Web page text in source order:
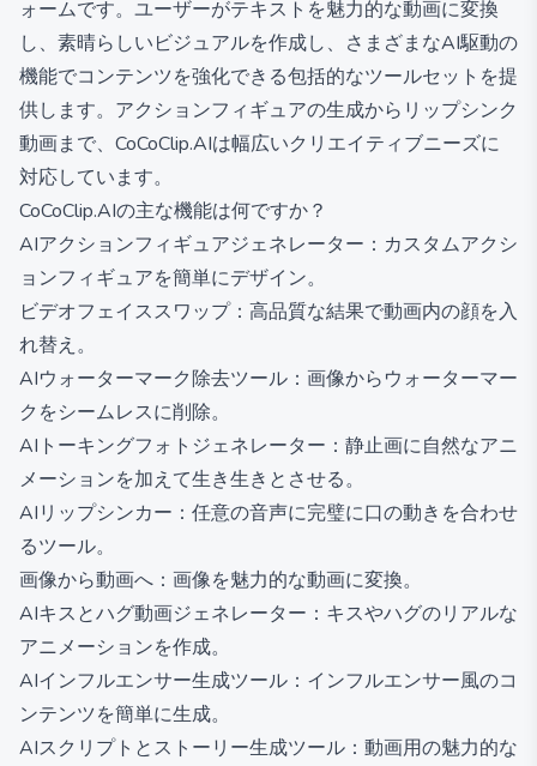
ォームです。ユーザーがテキストを魅力的な動画に変換
し、素晴らしいビジュアルを作成し、さまざまなAI駆動の
機能でコンテンツを強化できる包括的なツールセットを提
供します。アクションフィギュアの生成からリップシンク
動画まで、CoCoClip.AIは幅広いクリエイティブニーズに
対応しています。
CoCoClip.AIの主な機能は何ですか？
AIアクションフィギュアジェネレーター：カスタムアクシ
ョンフィギュアを簡単にデザイン。
ビデオフェイススワップ：高品質な結果で動画内の顔を入
れ替え。
AIウォーターマーク除去ツール：画像からウォーターマー
クをシームレスに削除。
AIトーキングフォトジェネレーター：静止画に自然なアニ
メーションを加えて生き生きとさせる。
AIリップシンカー：任意の音声に完璧に口の動きを合わせ
るツール。
画像から動画へ：画像を魅力的な動画に変換。
AIキスとハグ動画ジェネレーター：キスやハグのリアルな
アニメーションを作成。
AIインフルエンサー生成ツール：インフルエンサー風のコ
ンテンツを簡単に生成。
AIスクリプトとストーリー生成ツール：動画用の魅力的な